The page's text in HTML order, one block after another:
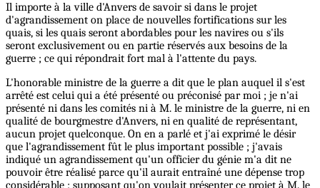
Il importe à la ville d'Anvers de savoir si dans le projet
d'agrandissement on place de nouvelles fortifications sur les
quais, si les quais seront abordables pour les navires ou s'ils
seront exclusivement ou en partie réservés aux besoins de la
guerre ; ce qui répondrait fort mal à l'attente du pays.
L'honorable ministre de la guerre a dit que le plan auquel il s'est
arrêté est celui qui a été présenté ou préconisé par moi ; je n'ai
présenté ni dans les comités ni à M. le ministre de la guerre, ni en
qualité de bourgmestre d'Anvers, ni en qualité de représentant,
aucun projet quelconque. On en a parlé et j'ai exprimé le désir
que l'agrandissement fût le plus important possible ; j'avais
indiqué un agrandissement qu'un officier du génie m'a dit ne
pouvoir être réalisé parce qu'il aurait entraîné une dépense trop
considérable ; supposant qu'on voulait présenter ce projet à M. le